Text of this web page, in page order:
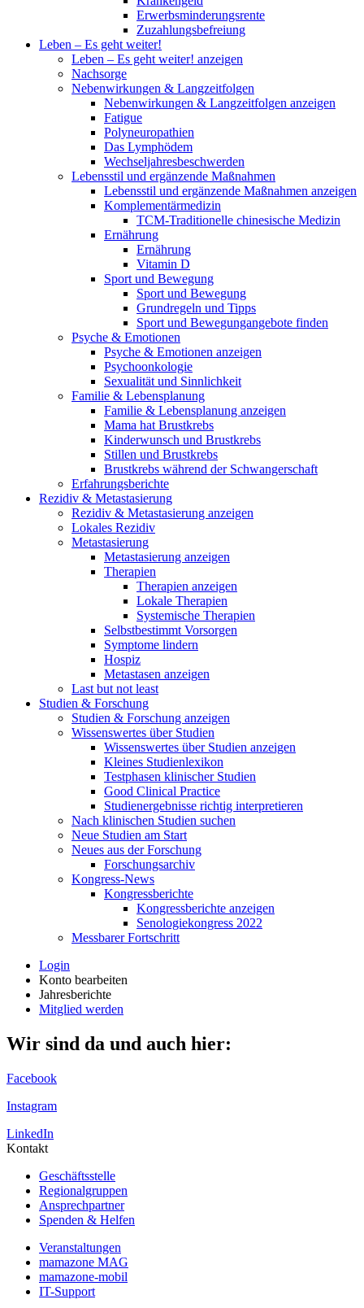
Erwerbsminderungsrente
Zuzahlungsbefreiung
Leben – Es geht weiter!
Leben – Es geht weiter! anzeigen
Nachsorge
Nebenwirkungen & Langzeitfolgen
Nebenwirkungen & Langzeitfolgen anzeigen
Fatigue
Polyneuropathien
Das Lymphödem
Wechseljahresbeschwerden
Lebensstil und ergänzende Maßnahmen
Lebensstil und ergänzende Maßnahmen anzeigen
Komplementärmedizin
TCM-Traditionelle chinesische Medizin
Ernährung
Ernährung
Vitamin D
Sport und Bewegung
Sport und Bewegung
Grundregeln und Tipps
Sport und Bewegungangebote finden
Psyche & Emotionen
Psyche & Emotionen anzeigen
Psychoonkologie
Sexualität und Sinnlichkeit
Familie & Lebensplanung
Familie & Lebensplanung anzeigen
Mama hat Brustkrebs
Kinderwunsch und Brustkrebs
Stillen und Brustkrebs
Brustkrebs während der Schwangerschaft
Erfahrungsberichte
Rezidiv & Metastasierung
Rezidiv & Metastasierung anzeigen
Lokales Rezidiv
Metastasierung
Metastasierung anzeigen
Therapien
Therapien anzeigen
Lokale Therapien
Systemische Therapien
Selbstbestimmt Vorsorgen
Symptome lindern
Hospiz
Metastasen anzeigen
Last but not least
Studien & Forschung
Studien & Forschung anzeigen
Wissenswertes über Studien
Wissenswertes über Studien anzeigen
Kleines Studienlexikon
Testphasen klinischer Studien
Good Clinical Practice
Studienergebnisse richtig interpretieren
Nach klinischen Studien suchen
Neue Studien am Start
Neues aus der Forschung
Forschungsarchiv
Kongress-News
Kongressberichte
Kongressberichte anzeigen
Senologiekongress 2022
Messbarer Fortschritt
Login
Konto bearbeiten
Jahresberichte
Mitglied werden
Wir sind da und auch hier:
Facebook
Instagram
LinkedIn
Kontakt
Geschäftsstelle
Regionalgruppen
Ansprechpartner
Spenden & Helfen
Veranstaltungen
mamazone MAG
mamazone-mobil
IT-Support